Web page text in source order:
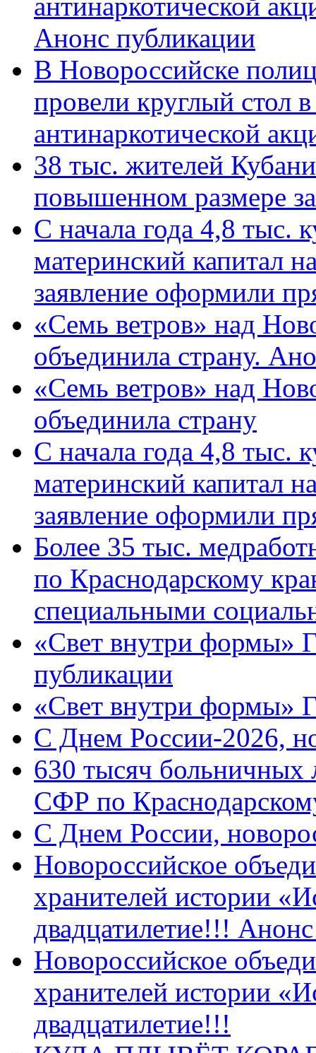
антинаркотической
Анонс публикации
В Новороссийске
провели круглый стол
антинаркотической
38 тыс. жителей
повышенном размере
С начала года 4,8 тыс.
материнский капитал
заявление оформили
«Семь ветров» над
объединила страну.
«Семь ветров» над
объединила страну
С начала года 4,8 тыс.
материнский капитал
заявление оформили
Более 35 тыс.
по Краснодарскому
специальными
«Свет внутри формы»
публикации
«Свет внутри формы»
C Днем России-2026,
630 тысяч больничных
СФР по
C Днем России,
Новороссийское
хранителей истории
двадцатилетие!!!
Новороссийское
хранителей истории
двадцатилетие!!!